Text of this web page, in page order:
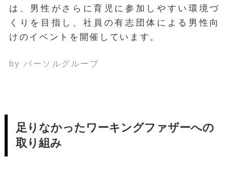
は、男性がさらに育児に参加しやすい環境づ
くりを目指し、社員の有志団体による男性向
けのイベントを開催しています。
by パーソルグループ
足りなかったワーキングファザーへの
取り組み